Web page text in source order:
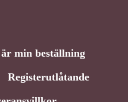
min beställning
Registerutlåtande